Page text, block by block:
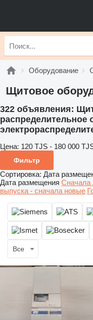
Оборудование
Щитовое
322 объявления:
распределительное
Цена: 120 TJS - 180 000
Фильтр
Сортировка: Дата
Дата размещения Сначала
выпуска - сначала новые
Все